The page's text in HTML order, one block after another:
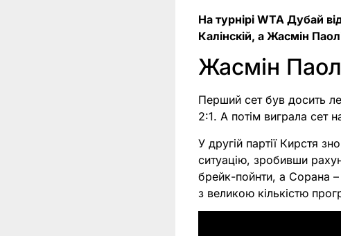
На турнірі WTA Дубай
Калінскій, а Жасмін
Жасмін
Перший сет був досить
2:1. А потім виграла сет
У другій партії Кирстя
ситуацію, зробивши
брейк-пойнти, а Сорана
з великою кількістю